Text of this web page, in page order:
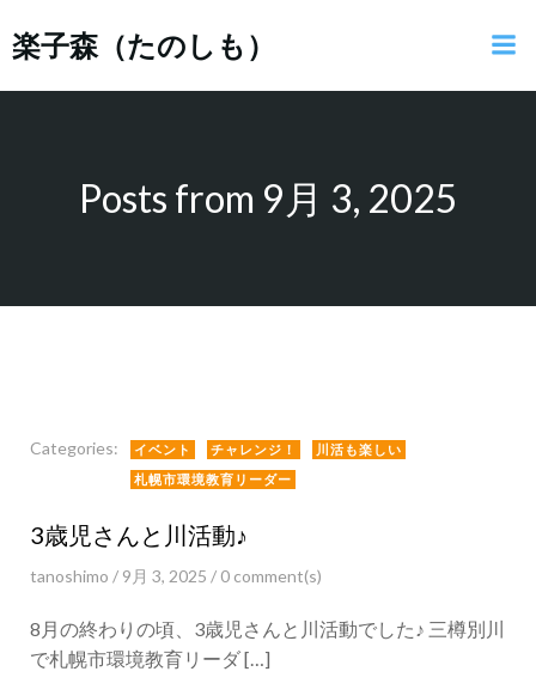
ン
ス
キ
楽子森（たのしも）
Posts from 9月 3, 2025
Categories: イベント チャレンジ！
川活も楽しい
札幌市環境教育リーダー
3歳児さんと川活動♪
tanoshimo / 9月 3, 2025 / 0 comment(s)
8月の終わりの頃、3歳児さんと川活動でした♪ 三樽別川
で札幌市環境教育リーダ […]